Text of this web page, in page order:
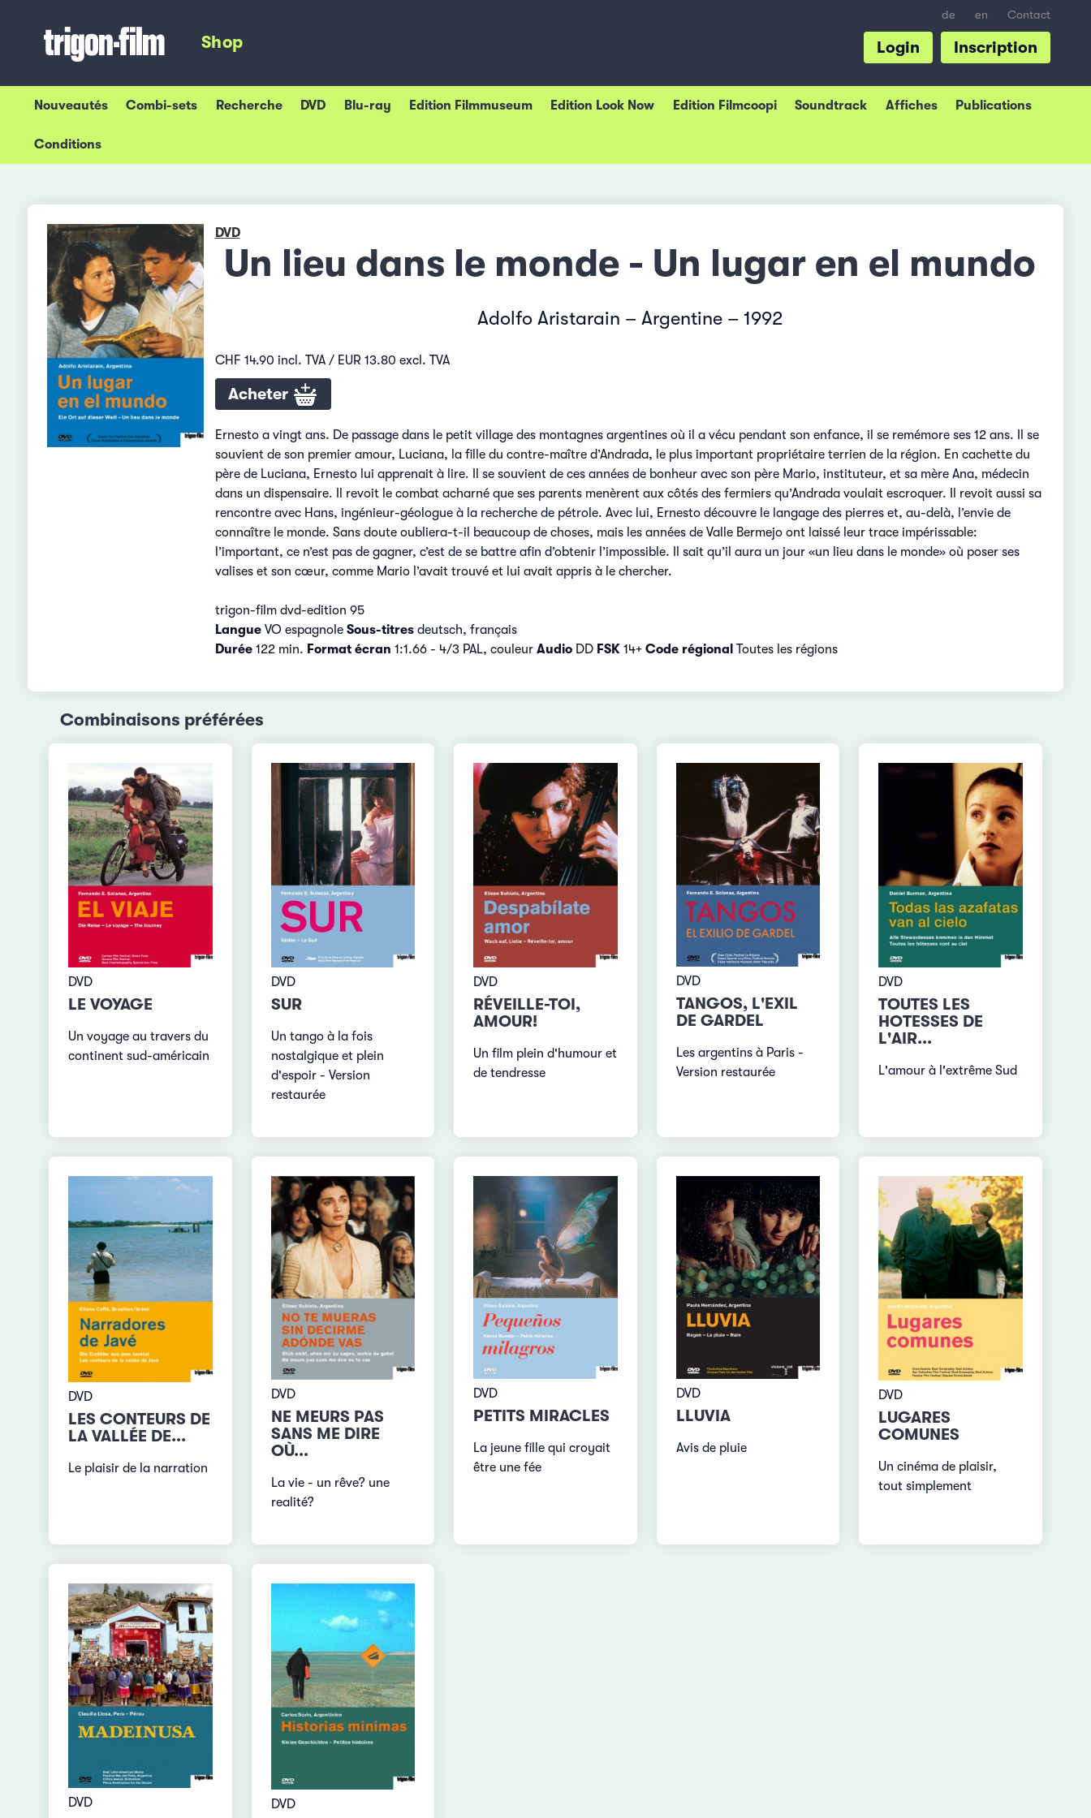
de en Contact
Shop Inscription
Login
Nouveautés Combi-sets Recherche DVD Blu-ray Edition Filmmuseum Edition Look Now Edition Filmcoopi Soundtrack Affiches Publications
Conditions
DVD
Un lieu dans le monde - Un lugar en el mundo
Adolfo Aristarain – Argentine – 1992
CHF 14.90 incl. TVA / EUR 13.80 excl. TVA
Acheter
Ernesto a vingt ans. De passage dans le petit village des montagnes argentines où il a vécu pendant son enfance, il se remémore ses 12 ans. Il se
souvient de son premier amour, Luciana, la fille du contre-maître d’Andrada, le plus important propriétaire terrien de la région. En cachette du
père de Luciana, Ernesto lui apprenait à lire. Il se souvient de ces années de bonheur avec son père Mario, instituteur, et sa mère Ana, médecin
dans un dispensaire. Il revoit le combat acharné que ses parents menèrent aux côtés des fermiers qu’Andrada voulait escroquer. Il revoit aussi sa
rencontre avec Hans, ingénieur-géologue à la recherche de pétrole. Avec lui, Ernesto découvre le langage des pierres et, au-delà, l’envie de
connaître le monde. Sans doute oubliera-t-il beaucoup de choses, mais les années de Valle Bermejo ont laissé leur trace impérissable:
l’important, ce n’est pas de gagner, c’est de se battre afin d’obtenir l’impossible. Il sait qu’il aura un jour «un lieu dans le monde» où poser ses
valises et son cœur, comme Mario l’avait trouvé et lui avait appris à le chercher.
trigon-film dvd-edition 95
LangueVO espagnole Sous-titresdeutsch, français
Durée122 min. Format écran 1:1.66 - 4/3 PAL, couleur AudioDD FSK14+ Code régional Toutes les régions
Combinaisons préférées
DVD
LE VOYAGE
Un voyage au travers du
continent sud-américain
DVD
SUR
Un tango à la fois
nostalgique et plein
d'espoir - Version
restaurée
DVD
RÉVEILLE-TOI,
AMOUR!
Un film plein d'humour et
de tendresse
DVD
TANGOS, L'EXIL
DE GARDEL
Les argentins à Paris -
Version restaurée
DVD
TOUTES LES
HOTESSES DE
L'AIR...
L'amour à l'extrême Sud
DVD
LES CONTEURS DE
LA VALLÉE DE...
Le plaisir de la narration
DVD
NE MEURS PAS
SANS ME DIRE
OÙ...
La vie - un rêve? une
realité?
DVD
PETITS MIRACLES
La jeune fille qui croyait
être une fée
DVD
LLUVIA
Avis de pluie
DVD
LUGARES
COMUNES
Un cinéma de plaisir,
tout simplement
DVD DVD